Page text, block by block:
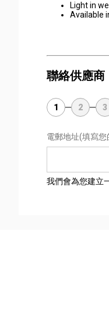
Light in
Available
聯絡供應商
1 2 3
電郵地址(填寫您
我們會為您建立